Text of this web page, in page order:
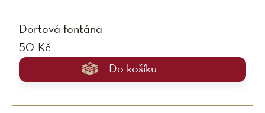
Dortová fontána
50 Kč
Do košíku